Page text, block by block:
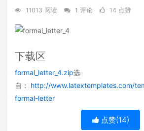
11013 阅读 1 评论 14 点赞
下载区
formal_letter_4.zip选
自： http://www.latextemplates.com/
formal-letter
点赞(14)